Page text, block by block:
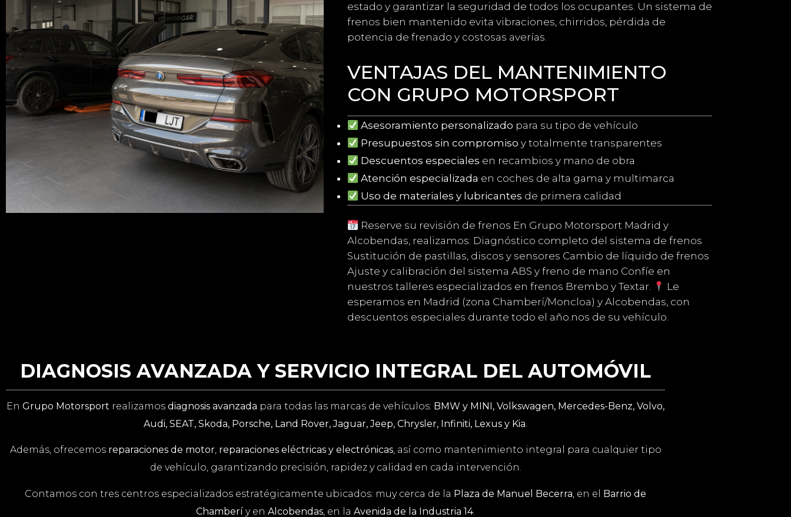
estado y garantizar la seguridad de todos los ocupantes. Un sistema de
frenos bien mantenido evita vibraciones, chirridos, pérdida de
potencia de frenado y costosas averías.
VENTAJAS DEL MANTENIMIENTO
CON GRUPO MOTORSPORT
Asesoramiento personalizado para su tipo de vehículo
Presupuestos sin compromiso y totalmente transparentes
Descuentos especiales en recambios y mano de obra
Atención especializada en coches de alta gama y multimarca
Uso de materiales y lubricantes de primera calidad
Reserve su revisión de frenos En Grupo Motorsport Madrid y
Alcobendas, realizamos: Diagnóstico completo del sistema de frenos
Sustitución de pastillas, discos y sensores Cambio de líquido de frenos
Ajuste y calibración del sistema ABS y freno de mano Confíe en
nuestros talleres especializados en frenos Brembo y Textar.
Le
esperamos en Madrid (zona Chamberí/Moncloa) y Alcobendas, con
descuentos especiales durante todo el año.nos de su vehículo.
DIAGNOSIS AVANZADA Y SERVICIO INTEGRAL DEL AUTOMÓVIL
En Grupo Motorsport realizamos diagnosis avanzada para todas las marcas de vehículos: BMW y MINI, Volkswagen, Mercedes-Benz, Volvo,
Audi, SEAT, Skoda, Porsche, Land Rover, Jaguar, Jeep, Chrysler, Infiniti, Lexus y Kia.
Además, ofrecemos reparaciones de motor, reparaciones eléctricas y electrónicas, así como mantenimiento integral para cualquier tipo
de vehículo, garantizando precisión, rapidez y calidad en cada intervención.
Contamos con tres centros especializados estratégicamente ubicados: muy cerca de la Plaza de Manuel Becerra, en el Barrio de
Chamberí y en Alcobendas, en la Avenida de la Industria 14.